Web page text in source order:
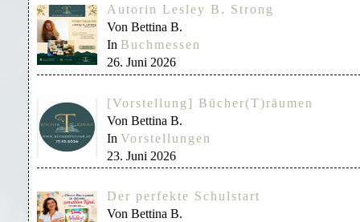
Autorin Lesley B. Strong
Von Bettina B.
In Buchmessen
26. Juni 2026
[Vorstellung] Bücher(T)räumen
Von Bettina B.
In Vorstellungen
23. Juni 2026
Der perfekte Schulstart
Von Bettina B.